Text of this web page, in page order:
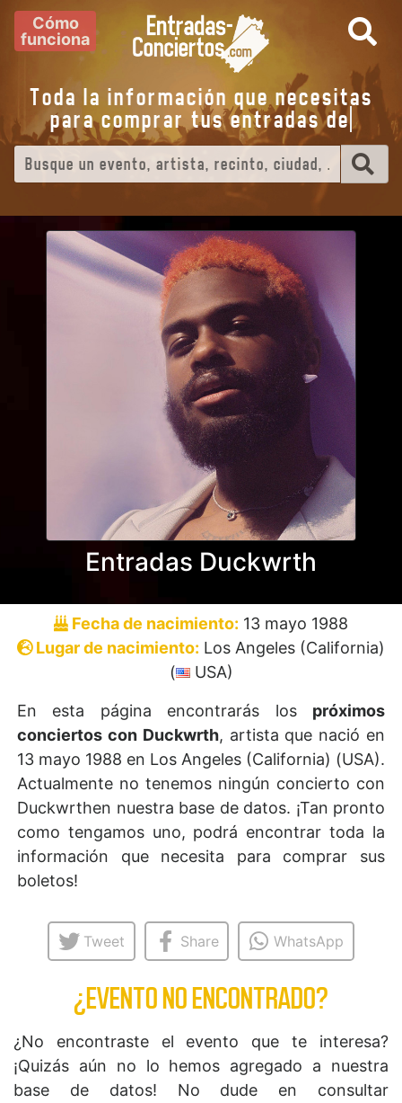
Cómo
funciona
Toda la información que necesitas
para comprar tus entradas deev
Entradas Duckwrth
Fecha de nacimiento: 13 mayo 1988
Lugar de nacimiento: Los Angeles (California)
(
USA)
En esta página encontrarás los próximos
conciertos con Duckwrth, artista que nació en
13 mayo 1988 en Los Angeles (California) (USA).
Actualmente no tenemos ningún concierto con
Duckwrthen nuestra base de datos. ¡Tan pronto
como tengamos uno, podrá encontrar toda la
información que necesita para comprar sus
boletos!
Tweet Share WhatsApp
¿EVENTO NO ENCONTRADO?
¿No encontraste el evento que te interesa?
¡Quizás aún no lo hemos agregado a nuestra
base de datos! No dude en consultar